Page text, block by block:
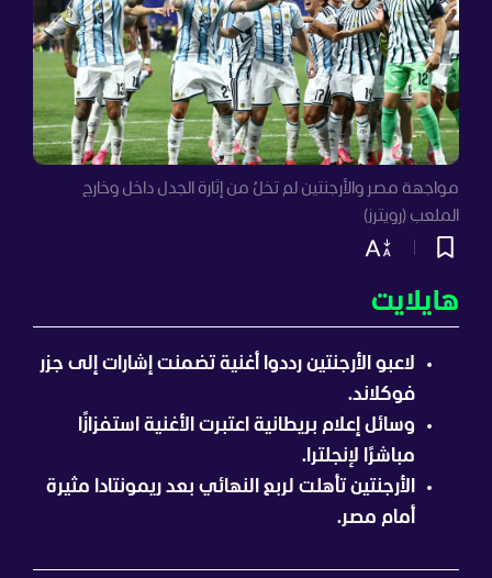
مواجهة مصر والأرجنتين لم تخلُ من إثارة الجدل داخل وخارج
الملعب (رويترز)
هايلايت
لاعبو الأرجنتين رددوا أغنية تضمنت إشارات إلى جزر
فوكلاند.
وسائل إعلام بريطانية اعتبرت الأغنية استفزازًا
مباشرًا لإنجلترا.
الأرجنتين تأهلت لربع النهائي بعد ريمونتادا مثيرة
أمام مصر.